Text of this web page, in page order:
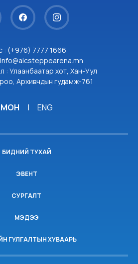
: (+976) 7777 1666
: Улаанбаатар хот, Хан-Уул
Архивчдын гудамж-761
МОН | ENG
БИДНИЙ ТУХАЙ
ЭВЕНТ
СУРГАЛТ
МЭДЭЭ
ГУЛГАЛТЫН ХУВААРЬ